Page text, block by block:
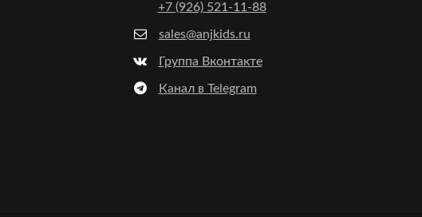
+7 (926) 521-11-88
sales@anjkids.ru
Группа Вконтакте
Канал в Telegram